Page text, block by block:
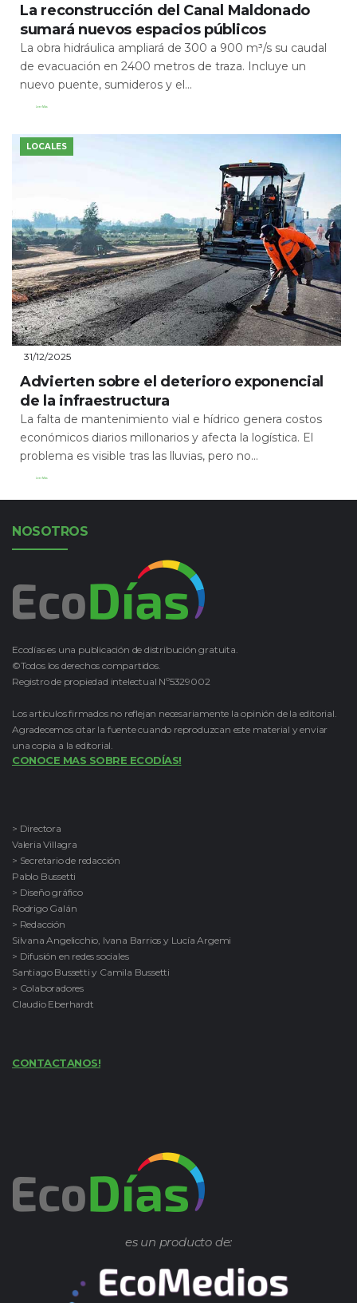
La reconstrucción del Canal Maldonado
sumará nuevos espacios públicos
La obra hidráulica ampliará de 300 a 900 m³/s su caudal
de evacuación en 2400 metros de traza. Incluye un
nuevo puente, sumideros y el...
Leer Más
LOCALES
31/12/2025
Advierten sobre el deterioro exponencial
de la infraestructura
La falta de mantenimiento vial e hídrico genera costos
económicos diarios millonarios y afecta la logística. El
problema es visible tras las lluvias, pero no...
Leer Más
NOSOTROS
Ecodías es una publicación de distribución gratuita.
©Todos los derechos compartidos.
Registro de propiedad intelectual Nº5329002
Los artículos firmados no reflejan necesariamente la opinión de la editorial.
Agradecemos citar la fuente cuando reproduzcan este material y enviar
una copia a la editorial.
CONOCE MAS SOBRE ECODÍAS!
> Directora
Valeria Villagra
> Secretario de redacción
Pablo Bussetti
> Diseño gráfico
Rodrigo Galán
> Redacción
Silvana Angelicchio, Ivana Barrios y Lucía Argemi
> Difusión en redes sociales
Santiago Bussetti y Camila Bussetti
> Colaboradores
Claudio Eberhardt
CONTACTANOS!
es un producto de: